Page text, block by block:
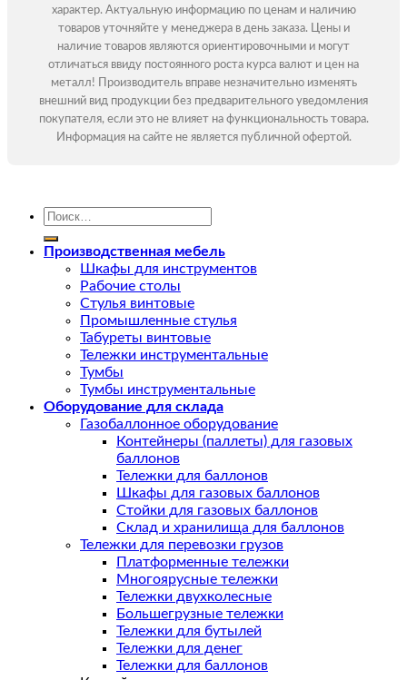
характер. Актуальную информацию по ценам и наличию
товаров уточняйте у менеджера в день заказа. Цены и
наличие товаров являются ориентировочными и могут
отличаться ввиду постоянного роста курса валют и цен на
металл! Производитель вправе незначительно изменять
внешний вид продукции без предварительного уведомления
покупателя, если это не влияет на функциональность товара.
Информация на сайте не является публичной офертой.
Искать:
Производственная мебель
Шкафы для инструментов
Рабочие столы
Стулья винтовые
Промышленные стулья
Табуреты винтовые
Тележки инструментальные
Тумбы
Тумбы инструментальные
Оборудование для склада
Газобаллонное оборудование
Контейнеры (паллеты) для газовых
баллонов
Тележки для баллонов
Шкафы для газовых баллонов
Стойки для газовых баллонов
Склад и хранилища для баллонов
Тележки для перевозки грузов
Платформенные тележки
Многоярусные тележки
Тележки двухколесные
Большегрузные тележки
Тележки для бутылей
Тележки для денег
Тележки для баллонов